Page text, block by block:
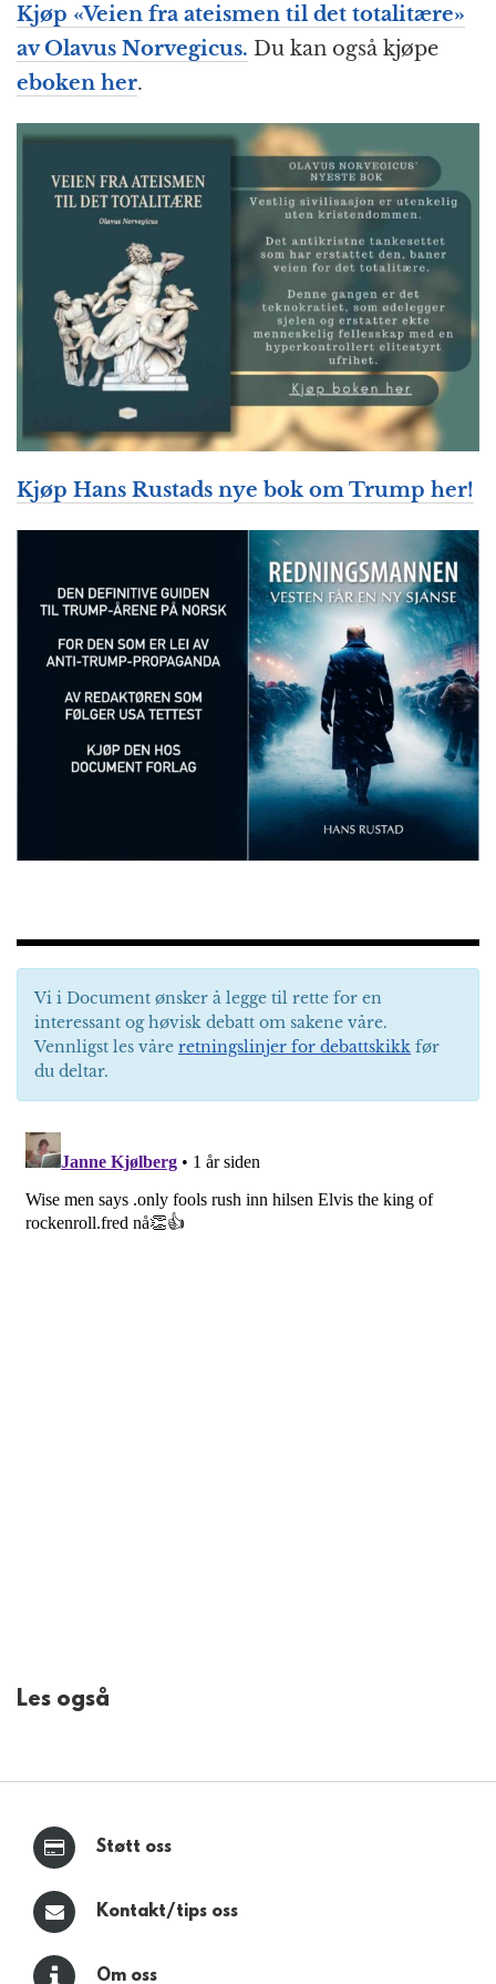
Kjøp «Veien fra ateismen til det totalitære»
av Olavus Norvegicus. Du kan også kjøpe
eboken her.
Kjøp Hans Rustads nye bok om Trump her!
Vi i Document ønsker å legge til rette for en
interessant og høvisk debatt om sakene våre.
Vennligst les våre retningslinjer for debattskikk før
du deltar.
Les også
Støtt oss
Kontakt/tips oss
Om oss